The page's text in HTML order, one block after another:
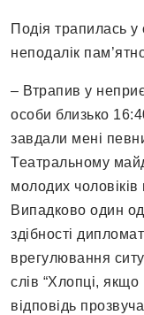
Подія трапилась у
неподалік
– Втрапив у
особи близько
завдали мені
Театральному
молодих
Випадково один
здібності
врегулювання
слів “Хлопці,
відповідь